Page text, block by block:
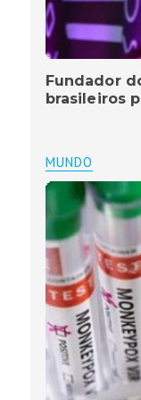
Fundador
brasileiros
MUNDO